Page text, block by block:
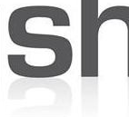
BOKS 2